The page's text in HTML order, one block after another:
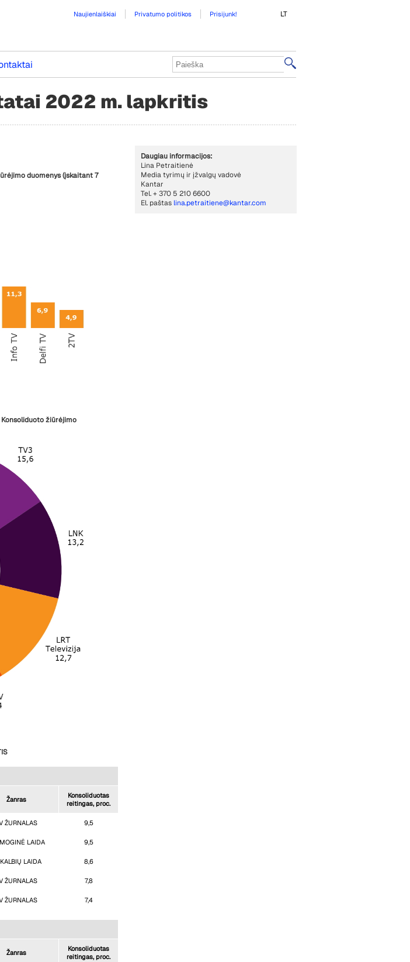
Naujienlaiškiai Privatumo politikos Prisijunk! LT
2022 m. lapkritis
Daugiau informacijos:
Lina Petraitienė
Media tyrimų ir įžvalgų vadovė
Kantar
Tel. + 370 5 210 6600
El. paštas lina.petraitiene@kantar.com
duomenys (įskaitant 7
Konsoliduoto žiūrėjimo
Žanras
Konsoliduotas
reitingas, proc.
ŽURNALAS 9,5
LAIDA 9,5
LAIDA 8,6
ŽURNALAS 7,8
ŽURNALAS 7,4
Žanras
Konsoliduotas
reitingas, proc.